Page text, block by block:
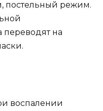
постельный режим.
переводят на
воспалении